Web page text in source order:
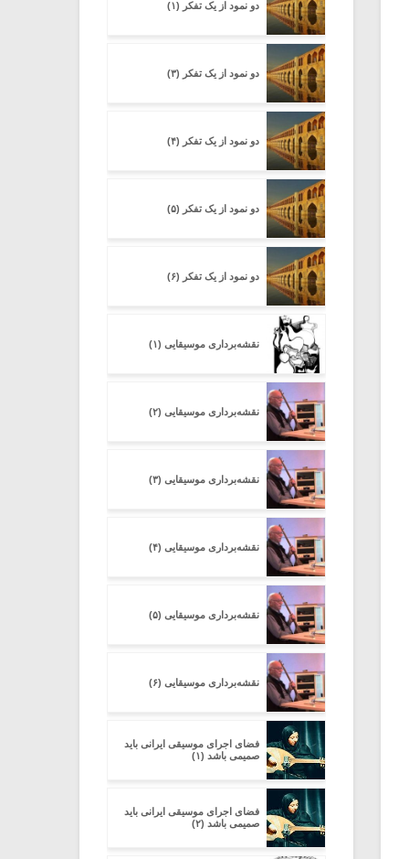
دو نمود از یک تفکر (۱)
دو نمود از یک تفکر (۳)
دو نمود از یک تفکر (۴)
دو نمود از یک تفکر (۵)
دو نمود از یک تفکر (۶)
نقشه‌برداری موسیقایی (۱)
نقشه‌برداری موسیقایی (۲)
نقشه‌برداری موسیقایی (۳)
نقشه‌برداری موسیقایی (۴)
نقشه‌برداری موسیقایی (۵)
نقشه‌برداری موسیقایی (۶)
فضای اجرای موسیقی ایرانی باید
صمیمی باشد (۱)
فضای اجرای موسیقی ایرانی باید
صمیمی باشد (۲)